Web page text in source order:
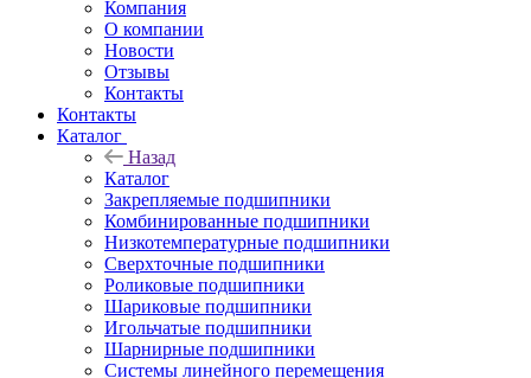
Компания
О компании
Новости
Отзывы
Контакты
Контакты
Каталог
Назад
Каталог
Закрепляемые подшипники
Комбинированные подшипники
Низкотемпературные подшипники
Сверхточные подшипники
Роликовые подшипники
Шариковые подшипники
Игольчатые подшипники
Шарнирные подшипники
Системы линейного перемещения